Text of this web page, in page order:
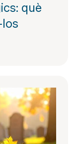
què